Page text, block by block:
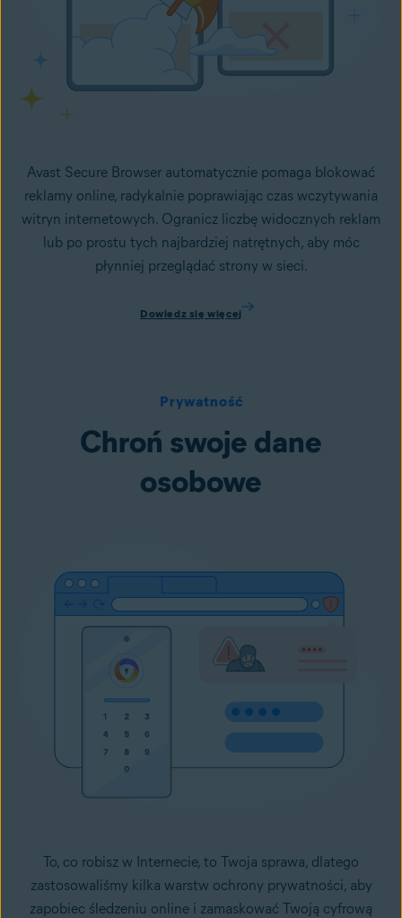
Avast Secure Browser automatycznie pomaga blokować
reklamy online, radykalnie poprawiając czas wczytywania
witryn internetowych. Ogranicz liczbę widocznych reklam
lub po prostu tych najbardziej natrętnych, aby móc
płynniej przeglądać strony w sieci.
Dowiedz się więcej
Prywatność
Chroń swoje dane
osobowe
To, co robisz w Internecie, to Twoja sprawa, dlatego
zastosowaliśmy kilka warstw ochrony prywatności, aby
zapobiec śledzeniu online i zamaskować Twoją cyfrową